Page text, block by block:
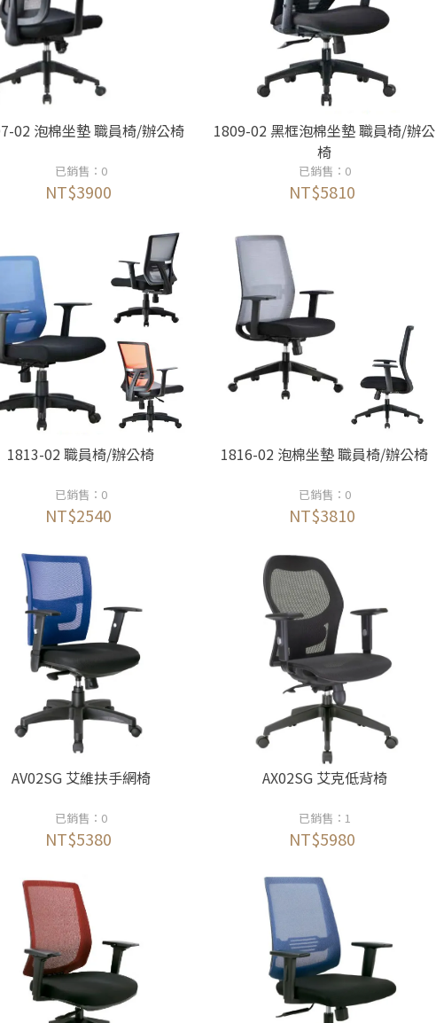
02 泡棉坐墊 職員椅/辦公椅
已銷售：0
NT$3900
1809-02 黑框泡棉坐墊 職員椅/辦公
椅
已銷售：0
NT$5810
1813-02 職員椅/辦公椅
已銷售：0
NT$2540
1816-02 泡棉坐墊 職員椅/辦公椅
已銷售：0
NT$3810
AV02SG 艾維扶手網椅
已銷售：0
NT$5380
AX02SG 艾克低背椅
已銷售：1
NT$5980